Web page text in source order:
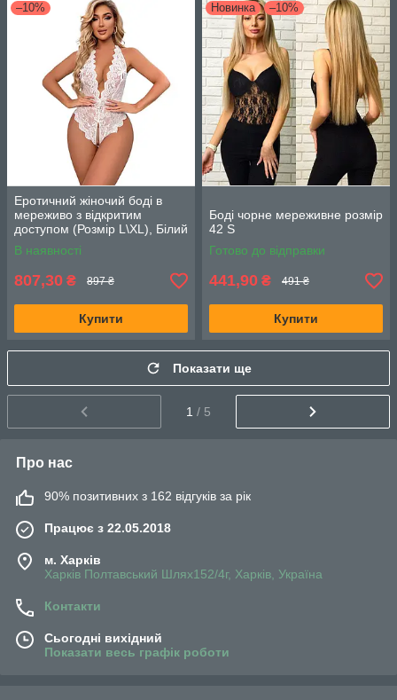
–10%
Еротичний жіночий боді в
мереживо з відкритим
доступом (Розмір L\XL), Білий
В наявності
807,30 ₴ 897 ₴
Купити
Новинка –10%
Боді чорне мереживне розмір
42 S
Готово до відправки
441,90 ₴ 491 ₴
Купити
Показати ще
1 / 5
Про нас
90% позитивних з 162 відгуків за рік
Працює з 22.05.2018
м. Харків
Харків Полтавський Шлях152/4г, Харків, Україна
Контакти
Сьогодні вихідний
Показати весь графік роботи